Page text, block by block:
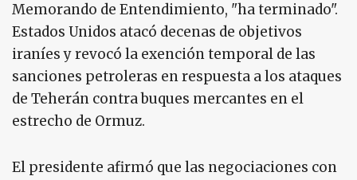
Memorando de Entendimiento, "ha terminado".
Estados Unidos atacó decenas de objetivos
iraníes y revocó la exención temporal de las
sanciones petroleras en respuesta a los ataques
de Teherán contra buques mercantes en el
estrecho de Ormuz.
El presidente afirmó que las negociaciones con